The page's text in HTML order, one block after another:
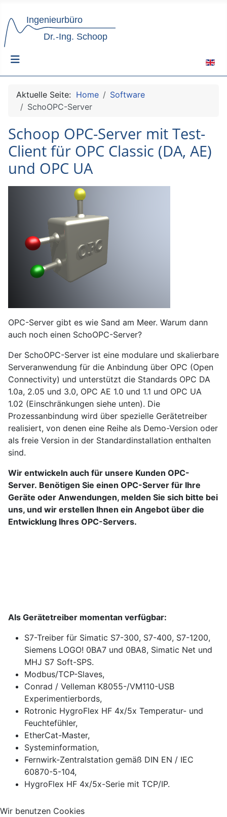
Aktuelle Seite: Home
Software
SchoOPC-Server
Schoop OPC-Server mit Test-
Client für OPC Classic (DA, AE)
und OPC UA
OPC-Server gibt es wie Sand am Meer. Warum dann
auch noch einen SchoOPC-Server?
Der SchoOPC-Server ist eine modulare und skalierbare
Serveranwendung für die Anbindung über OPC (Open
Connectivity) und unterstützt die Standards OPC DA
1.0a, 2.05 und 3.0, OPC AE 1.0 und 1.1 und OPC UA
1.02 (Einschränkungen siehe unten). Die
Prozessanbindung wird über spezielle Gerätetreiber
realisiert, von denen eine Reihe als Demo-Version oder
als freie Version in der Standardinstallation enthalten
sind.
Wir entwickeln auch für unsere Kunden OPC-
Server. Benötigen Sie einen OPC-Server für Ihre
Geräte oder Anwendungen, melden Sie sich bitte bei
uns, und wir erstellen Ihnen ein Angebot über die
Entwicklung Ihres OPC-Servers.
Als Gerätetreiber momentan verfügbar:
S7-Treiber für Simatic S7-300, S7-400, S7-1200,
Siemens LOGO! 0BA7 und 0BA8, Simatic Net und
MHJ S7 Soft-SPS.
Modbus/TCP-Slaves,
Conrad / Velleman K8055-/VM110-USB
Experimentierbords,
Rotronic HygroFlex HF 4x/5x Temperatur- und
Feuchtefühler,
EtherCat-Master,
Systeminformation,
Fernwirk-Zentralstation gemäß DIN EN / IEC
60870-5-104,
HygroFlex HF 4x/5x-Serie mit TCP/IP.
Wir benutzen Cookies